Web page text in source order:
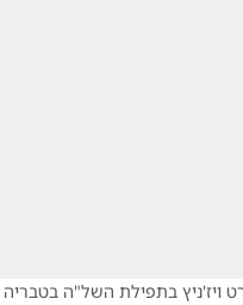
ויז'ניץ בתפילת השל"ה בטבריה